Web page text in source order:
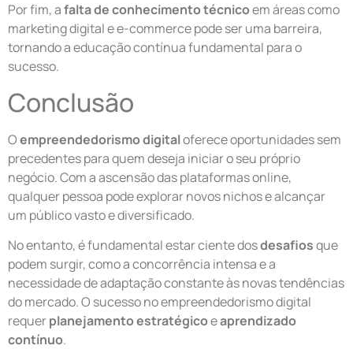
Por fim, afalta de conhecimento técnicoem áreas como
marketing digital e e-commerce pode ser uma barreira,
tornando a educação contínua fundamental para o
sucesso.
Conclusão
Oempreendedorismo digitaloferece oportunidades sem
precedentes para quem deseja iniciar o seu próprio
negócio. Com a ascensão das plataformas online,
qualquer pessoa pode explorar novos nichos e alcançar
um público vasto e diversificado.
No entanto, é fundamental estar ciente dosdesafiosque
podem surgir, como a concorrência intensa e a
necessidade de adaptação constante às novas tendências
do mercado. O sucesso no empreendedorismo digital
requerplanejamento estratégicoeaprendizado
contínuo.